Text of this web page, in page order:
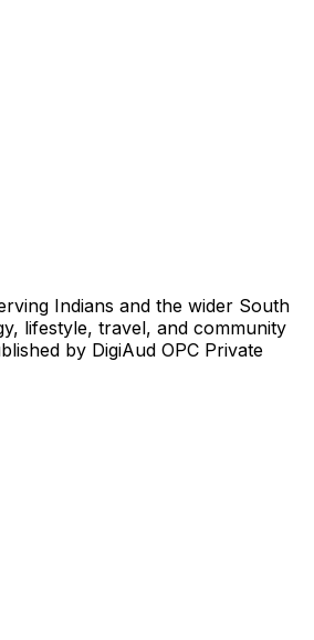
Indians and the wider South
lifestyle, travel, and community
by DigiAud OPC Private